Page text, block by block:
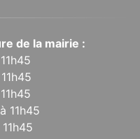
de la mairie :
11h45